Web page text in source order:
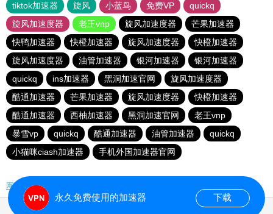
tiktok加速器
旋风 小蓝鸟 免费VP
quickq
旋风加速度器
老王vnp 旋风加速度器
芒果加速器
快鸭加速器
快橙加速器 旋风加速度器
快橙加速器
旋风加速度器
油管加速器 银河加速器
银河加速器
quickq
ins加速器 黑洞加速官网
旋风加速度器
酷通加速器
芒果加速器 旋风加速度器
快橙加速器
酷通加速器
西柚加速器 黑洞加速官网
老王vnp
暴雪vp
quickq 酷通加速器 油管加速器
quickq
小猫咪ciash加速器
手机外国加速器官网
网站地图
永久免费使用的加速器 下载